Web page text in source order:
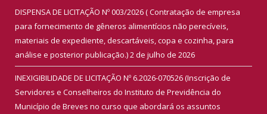
DISPENSA DE LICITAÇÃO Nº 003/2026 ( Contratação de empresa
para fornecimento de gêneros alimentícios não perecíveis,
materiais de expediente, descartáveis, copa e cozinha, para
análise e posterior publicação.)2 de julho de 2026
INEXIGIBILIDADE DE LICITAÇÃO Nº 6.2026-070526 (Inscrição de
Servidores e Conselheiros do Instituto de Previdência do
Município de Breves no curso que abordará os assuntos